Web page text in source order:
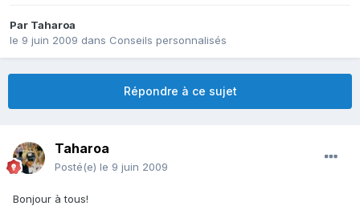
Par Taharoa
le 9 juin 2009 dans Conseils personnalisés
Répondre à ce sujet
Taharoa
Posté(e) le 9 juin 2009
Bonjour à tous!